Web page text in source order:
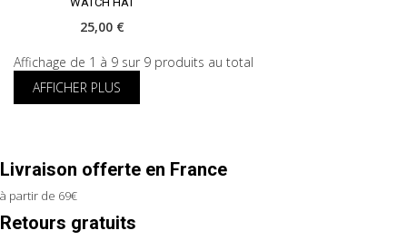
25,00 €
Affichage de 1 à 9 sur 9 produits au total
AFFICHER PLUS
Livraison offerte en France
à partir de 69€
Retours gratuits